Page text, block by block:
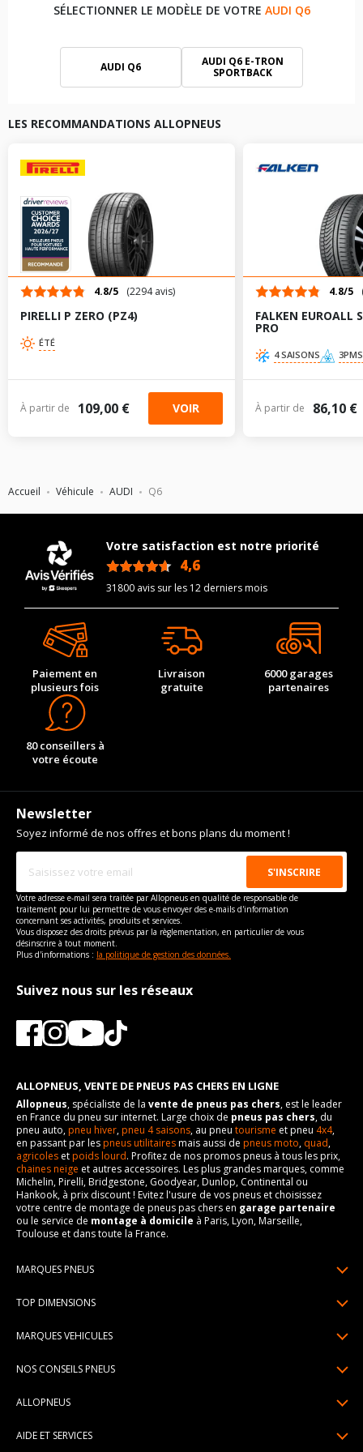
Accueil Véhicule AUDI Q6
SÉLECTIONNER LE MODÈLE DE VOTRE AUDI Q6
AUDI Q6
AUDI Q6 E-TRON
SPORTBACK
LES RECOMMANDATIONS ALLOPNEUS
4.8/5 (2294 avis)
PIRELLI P ZERO (PZ4)
ÉTÉ
À partir de 109,00 € VOIR
4.8/5
FALKEN EUROALL
PRO
4 SAISONS
À partir de 86,10 €
Votre satisfaction est notre priorité
4,6
31800 avis sur les 12 derniers mois
Paiement en
plusieurs fois
Livraison
gratuite
6000 garages
partenaires
80 conseillers à
votre écoute
Newsletter
Soyez informé de nos offres et bons plans du moment !
Votre adresse e-mail sera traitée par Allopneus en qualité de responsable de
traitement pour lui permettre de vous envoyer des e-mails d'information
concernant ses activités, produits et services.
Vous disposez des droits prévus par la règlementation, en particulier de vous
désinscrire à tout moment.
Plus d'informations : la politique de gestion des données.
Suivez nous sur les réseaux
ALLOPNEUS, VENTE DE PNEUS PAS CHERS EN LIGNE
Allopneus, spécialiste de la vente de pneus pas chers, est le leader
en France du pneu sur internet. Large choix de pneus pas chers, du
pneu auto,pneu hiver,pneu 4 saisons, au pneu tourisme et pneu 4x4,
en passant par lespneus utilitairesmais aussi de pneus moto, quad,
agricoles etpoids lourd. Profitez de nos promos pneus à tous les prix,
chaines neige et autres accessoires. Les plus grandes marques, comme
Michelin, Pirelli, Bridgestone, Goodyear, Dunlop, Continental ou
Hankook, à prix discount ! Evitez l'usure de vos pneus et choisissez
votre centre de montage de pneus pas chers en garage partenaire
ou le service de montage à domicile à Paris, Lyon, Marseille,
Toulouse et dans toute la France.
MARQUES PNEUS
Pneus Continental
Pneus Hankook
Pneus Dunlop
TOP DIMENSIONS
195/65R15
205/60R16
MARQUES VEHICULES
Peugeot
NOS CONSEILS PNEUS
Pression pneu
ALLOPNEUS
AIDE ET SERVICES